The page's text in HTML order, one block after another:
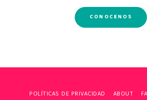
CONOCENOS
POLÍTICAS DE PRIVACIDAD ABOUT